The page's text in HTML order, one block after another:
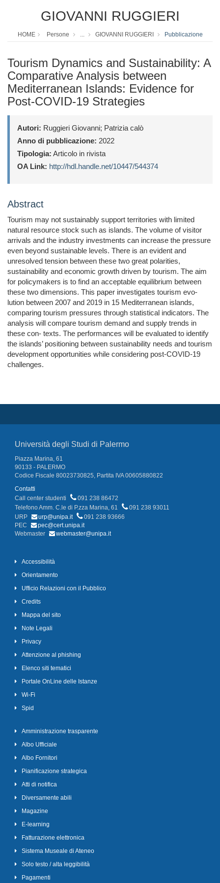
GIOVANNI RUGGIERI
HOME Persone ... GIOVANNI RUGGIERI Pubblicazione
Tourism Dynamics and Sustainability: A
Comparative Analysis between
Mediterranean Islands: Evidence for
Post-COVID-19 Strategies
Autori: Ruggieri Giovanni; Patrizia calò
Anno di pubblicazione: 2022
Tipologia: Articolo in rivista
OA Link: http://hdl.handle.net/10447/544374
Abstract
Tourism may not sustainably support territories with limited
natural resource stock such as islands. The volume of visitor
arrivals and the industry investments can increase the pressure
even beyond sustainable levels. There is an evident and
unresolved tension between these two great polarities,
sustainability and economic growth driven by tourism. The aim
for policymakers is to find an acceptable equilibrium between
these two dimensions. This paper investigates tourism evo-
lution between 2007 and 2019 in 15 Mediterranean islands,
comparing tourism pressures through statistical indicators. The
analysis will compare tourism demand and supply trends in
these con- texts. The performances will be evaluated to identify
the islands’ positioning between sustainability needs and tourism
development opportunities while considering post-COVID-19
challenges.
Università degli Studi di Palermo
Piazza Marina, 61
90133 - PALERMO
Codice Fiscale 80023730825, Partita IVA 00605880822
Contatti
Call center studenti
091 238 86472
Telefono Amm. C.le di P.zza Marina, 61
091 238 93011
URP
urp@unipa.it
091 238 93666
PEC
pec@cert.unipa.it
Webmaster
webmaster@unipa.it
Accessibilità
Orientamento
Ufficio Relazioni con il Pubblico
Credits
Mappa del sito
Note Legali
Privacy
Attenzione al phishing
Elenco siti tematici
Portale OnLine delle Istanze
Wi-Fi
Spid
Amministrazione trasparente
Albo Ufficiale
Albo Fornitori
Pianificazione strategica
Atti di notifica
Diversamente abili
Magazine
E-learning
Fatturazione elettronica
Sistema Museale di Ateneo
Solo testo / alta leggibilità
Pagamenti